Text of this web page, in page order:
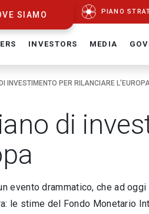
SIAMO PIANO
INVESTORS MEDIA
INVESTIMENTO PER RILANCIARE
di
evento drammatico, che ad
le stime del Fondo Monetario